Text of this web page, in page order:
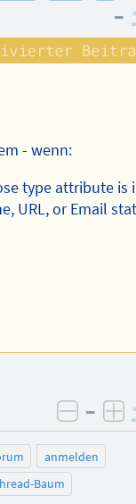
–
- wenn:
type attribute is
URL, or Email
–
anmelden
Baum